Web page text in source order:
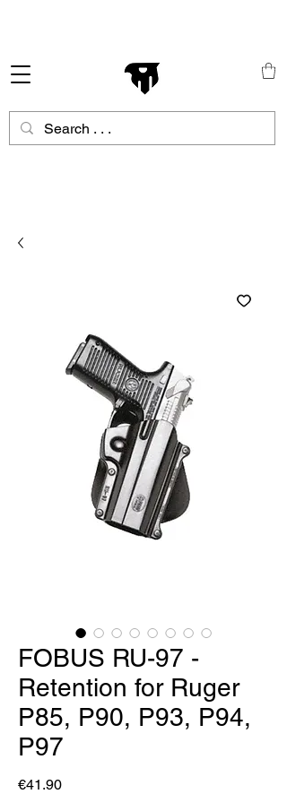
FOBUS RU-97 -
Retention for Ruger
P85, P90, P93, P94,
P97
€41.90Price